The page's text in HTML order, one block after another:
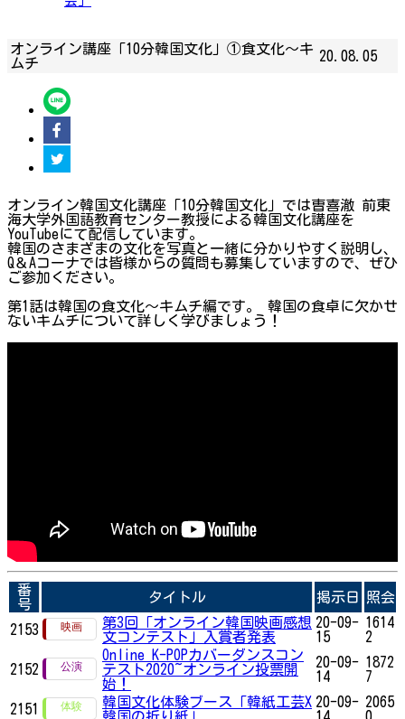
オンライン講座「10分韓国文化」①食文化〜キ
ムチ
20.08.05
オンライン韓国文化講座「10分韓国文化」では曺喜澈 前東
海大学外国語教育センター教授による韓国文化講座を
YouTubeにて配信しています。
韓国のさまざまの文化を写真と一緒に分かりやすく説明し、
Q＆Aコーナでは皆様からの質問も募集していますので、ぜひ
ご参加ください。
第1話は韓国の食文化〜キムチ編です。 韓国の食卓に欠かせ
ないキムチについて詳しく学びましょう！
番
号
タイトル 掲示日 照会
2153
第3回「オンライン韓国映画感想
文コンテスト」入賞者発表
20-09-
15
1614
2
2152
Online K-POPカバーダンスコン
テスト2020~オンライン投票開
始！
20-09-
14
1872
7
2151
韓国文化体験ブース「韓紙工芸X 20-09- 2065